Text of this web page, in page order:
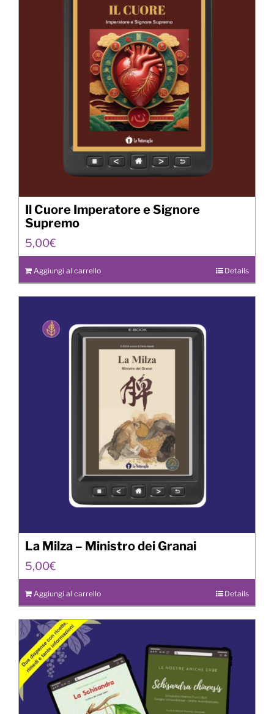
Il Cuore Imperatore e Signore
Supremo
5,00€
Aggiungi al carrello Details
La Milza – Ministro dei Granai
5,00€
Aggiungi al carrello Details